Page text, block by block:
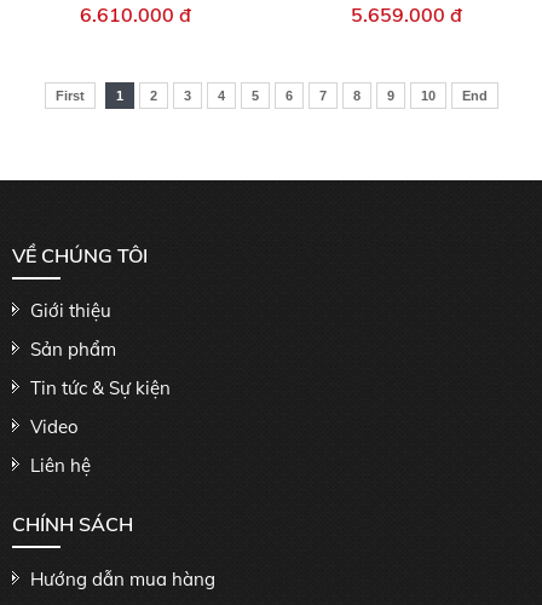
6.610.000 đ 5.659.000 đ
First 1 2 3 4 5 6 7 8 9 10 End
VỀ CHÚNG TÔI
Giới thiệu
Sản phẩm
Tin tức & Sự kiện
Video
Liên hệ
CHÍNH SÁCH
Hướng dẫn mua hàng